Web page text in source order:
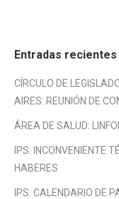
Entradas recientes
CÍRCULO DE
AIRES: REUNIÓN DE
ÁREA DE SALUD:
IPS: INCONVENIENTE
HABERES
IPS: CALENDARIO DE